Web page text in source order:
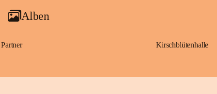
Alben
Partner Kirschblütenhalle